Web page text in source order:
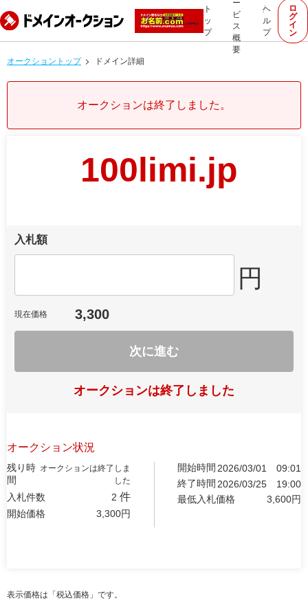
ト
ッ
プ
ー
ビ
ス
概
要
ヘ
ル
プ
ロ
グ
イ
ン
オークショントップ ドメイン詳細
オークションは終了しました。
100limi.jp
入札額
円
現在価格 3,300
次に進む
オークションは終了しました
オークション状況
残り時
間
オークションは終了しま
した
入札件数 2 件
開始価格 3,300円
開始時間 2026/03/01
09:01
終了時間 2026/03/25
19:00
最低入札価格
3,600円
表示価格は「税込価格」です。